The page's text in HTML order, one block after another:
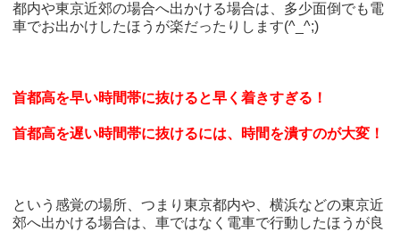
都内や東京近郊の場合へ出かける場合は、多少面倒でも電
車でお出かけしたほうが楽だったりします(^_^;)
首都高を早い時間帯に抜けると早く着きすぎる！
首都高を遅い時間帯に抜けるには、時間を潰すのが大変！
という感覚の場所、つまり東京都内や、横浜などの東京近
郊へ出かける場合は、車ではなく電車で行動したほうが良